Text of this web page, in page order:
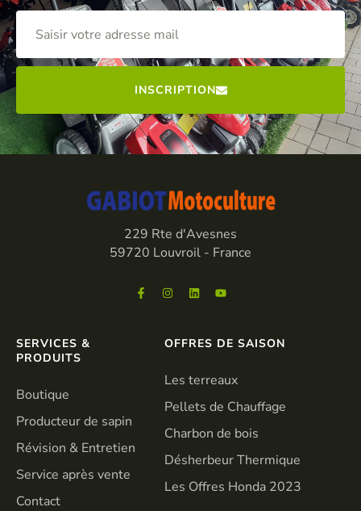
INSCRIPTION
229 Rte d'Avesnes
59720 Louvroil - France
SERVICES &
PRODUITS
Boutique
Producteur de sapin
Révision & Entretien
Service après vente
Contact
OFFRES DE SAISON
Les terreaux
Pellets de Chauffage
Charbon de bois
Désherbeur Thermique
Les Offres Honda 2023